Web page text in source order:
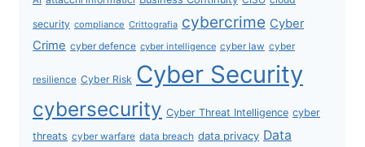
security compliance Crittografia cybercrime Cyber
Crime cyber defence cyber intelligence cyber law cyber
resilience Cyber Risk Cyber Security
cybersecurity Cyber Threat Intelligence cyber
threats cyber warfare data breach data privacy Data